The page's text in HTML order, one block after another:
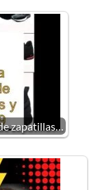
zapatillas…